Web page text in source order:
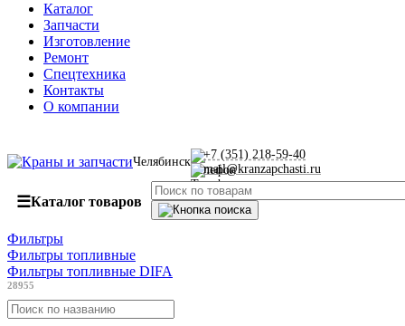
Каталог
Запчасти
Изготовление
Ремонт
Спецтехника
Контакты
О компании
Челябинск
+7 (351) 218-59-40
mail@kranzapchasti.ru
☰Каталог товаров
Фильтры
Фильтры топливные
Фильтры топливные DIFA
28955